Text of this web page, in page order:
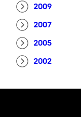
2009
2007
2005
2002